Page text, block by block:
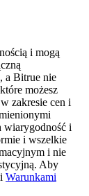
i mogą
a Bitrue nie
możesz
zakresie cen i
wiarygodność i
i wszelkie
i nie
Aby
Warunkami